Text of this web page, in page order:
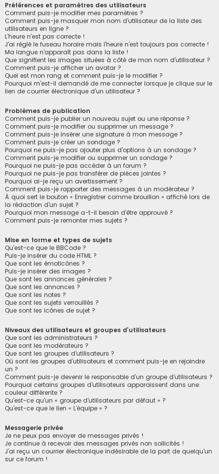
Préférences et paramètres des utilisateurs
Comment puis-je modifier mes paramètres ?
Comment puis-je masquer mon nom d’utilisateur de la liste des
utilisateurs en ligne ?
L’heure n’est pas correcte !
J’ai réglé le fuseau horaire mais l’heure n’est toujours pas correcte !
Ma langue n’apparaît pas dans la liste !
Que signifient les images situées à côté de mon nom d’utilisateur ?
Comment puis-je afficher un avatar ?
Quel est mon rang et comment puis-je le modifier ?
Pourquoi m’est-il demandé de me connecter lorsque je clique sur le
lien de courrier électronique d’un utilisateur ?
Problèmes de publication
Comment puis-je publier un nouveau sujet ou une réponse ?
Comment puis-je modifier ou supprimer un message ?
Comment puis-je insérer une signature à mon message ?
Comment puis-je créer un sondage ?
Pourquoi ne puis-je pas ajouter plus d’options à un sondage ?
Comment puis-je modifier ou supprimer un sondage ?
Pourquoi ne puis-je pas accéder à un forum ?
Pourquoi ne puis-je pas transférer de pièces jointes ?
Pourquoi ai-je reçu un avertissement ?
Comment puis-je rapporter des messages à un modérateur ?
À quoi sert le bouton « Enregistrer comme brouillon » affiché lors de
la rédaction d’un sujet ?
Pourquoi mon message a-t-il besoin d’être approuvé ?
Comment puis-je remonter mes sujets ?
Mise en forme et types de sujets
Qu’est-ce que le BBCode ?
Puis-je insérer du code HTML ?
Que sont les émoticônes ?
Puis-je insérer des images ?
Que sont les annonces générales ?
Que sont les annonces ?
Que sont les notes ?
Que sont les sujets verrouillés ?
Que sont les icônes de sujet ?
Niveaux des utilisateurs et groupes d’utilisateurs
Que sont les administrateurs ?
Que sont les modérateurs ?
Que sont les groupes d’utilisateurs ?
Où sont les groupes d’utilisateurs et comment puis-je en rejoindre
un ?
Comment puis-je devenir le responsable d’un groupe d’utilisateurs ?
Pourquoi certains groupes d’utilisateurs apparaissent dans une
couleur différente ?
Qu’est-ce qu’un « groupe d’utilisateurs par défaut » ?
Qu’est-ce que le lien « L’équipe » ?
Messagerie privée
Je ne peux pas envoyer de messages privés !
Je continue à recevoir des messages privés non sollicités !
J’ai reçu un courrier électronique indésirable de la part de quelqu’un
sur ce forum !